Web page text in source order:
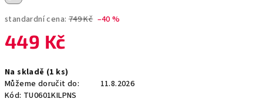
standardní cena: 749 Kč –40 %
449 Kč
cena:
Na skladě (1 ks)
Můžeme doručit do:
11.8.2026
Kód: TU0601KILPNS